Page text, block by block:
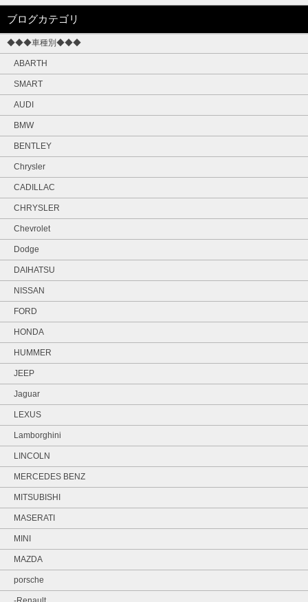
ブログカテゴリ
◆◆◆車種別◆◆◆
ABARTH
SMART
AUDI
BMW
BENTLEY
Chrysler
CADILLAC
CHRYSLER
Chevrolet
Dodge
DAIHATSU
NISSAN
FORD
HONDA
HUMMER
JEEP
Jaguar
LEXUS
Lamborghini
LINCOLN
MERCEDES BENZ
MITSUBISHI
MASERATI
MINI
MAZDA
porsche